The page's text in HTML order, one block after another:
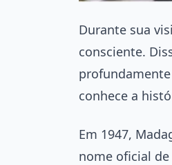
Durante sua
consciente.
conhece a
Em 1947,
nome oficial